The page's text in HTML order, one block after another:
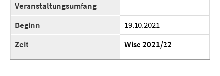
Veranstaltungsumfang
Beginn
19.10.2021
Zeit
Wise 2021/22